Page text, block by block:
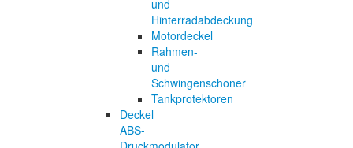
und
Hinterradabdeckung
Motordeckel
Rahmen-
und
Schwingenschoner
Tankprotektoren
Deckel
ABS-